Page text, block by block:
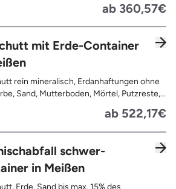
Kalksand-Mauerwerk, Zement und
ab 360,57€
mit Erde-Container
rein mineralisch, Erdanhaftungen ohne
Sand, Mutterboden, Mörtel, Putzreste,
ab 522,17€
schwer-
in Meißen
Erde, Sand bis max. 15% des